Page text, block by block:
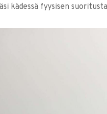
kädessä fyysisen